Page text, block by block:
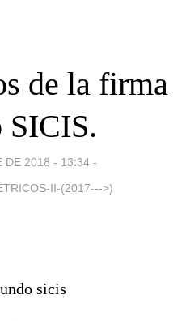
de la firma
SICIS.
DE 2018 - 13:34 -
II-(2017--->)